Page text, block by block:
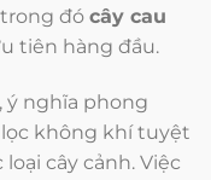
đó cây cau
tiên hàng đầu.
ý nghĩa phong
không khí tuyệt
cây cảnh. Việc